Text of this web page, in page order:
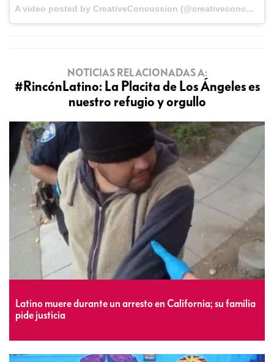
A video posted by CreativeConcussion (@creativeconcussion) on
NOTICIAS RELACIONADAS A:
#RincónLatino: La Placita de Los Ángeles es
nuestro refugio y orgullo
Latino muere durante un arresto en California; su familia
pide justicia